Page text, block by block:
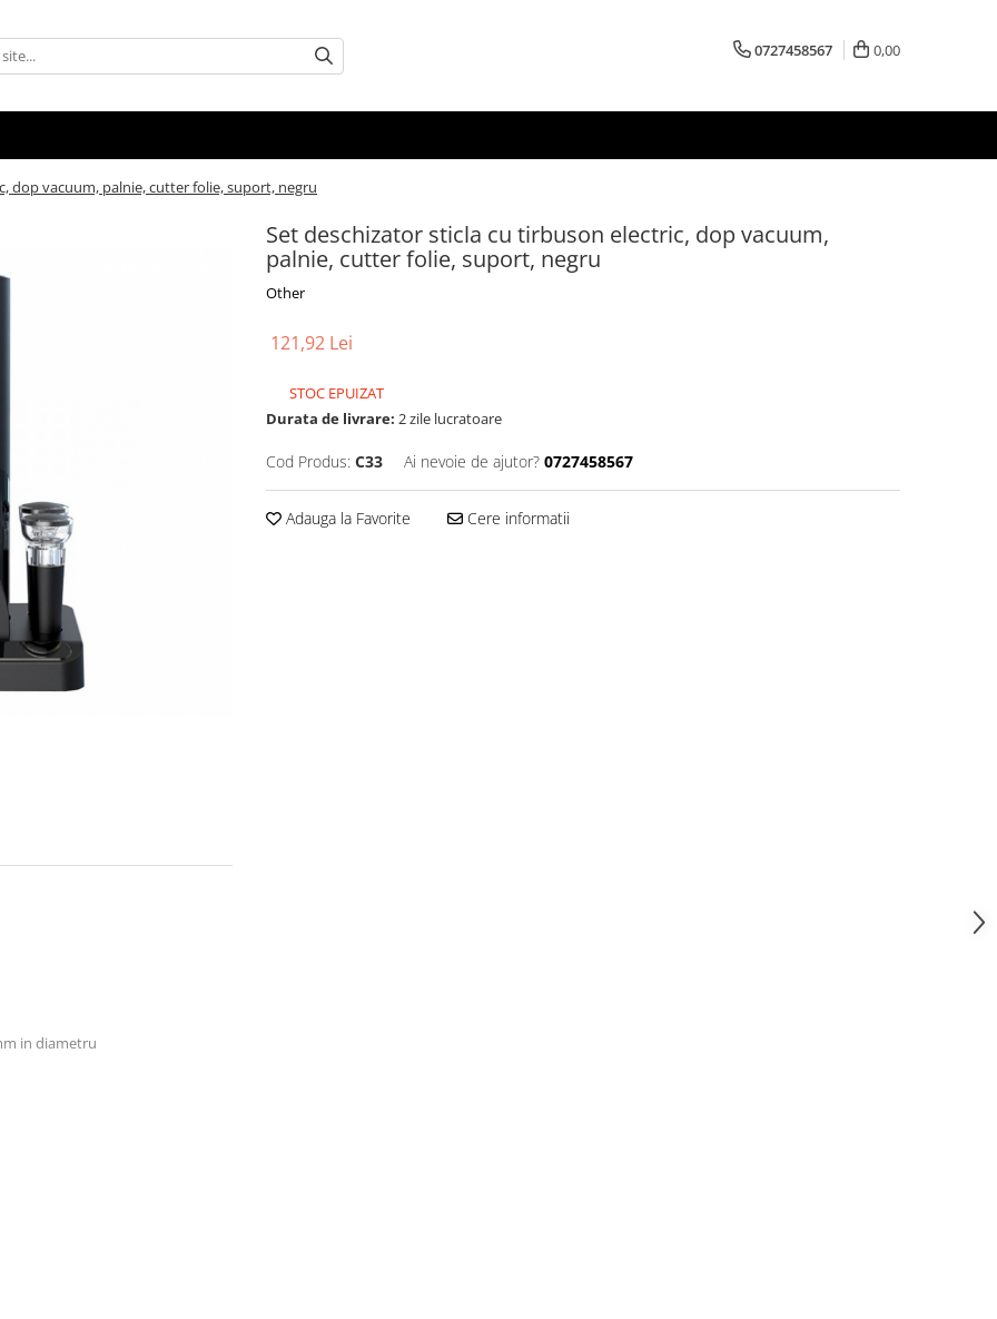
0727458567 0,00
dop vacuum, palnie, cutter folie, suport, negru
Set deschizator sticla cu tirbuson electric, dop vacuum,
palnie, cutter folie, suport, negru
Other
121,92 Lei
STOC EPUIZAT
Durata de livrare: 2 zile lucratoare
Cod Produs: C33 Ai nevoie de ajutor? 0727458567
Adauga la Favorite Cere informatii
in diametru